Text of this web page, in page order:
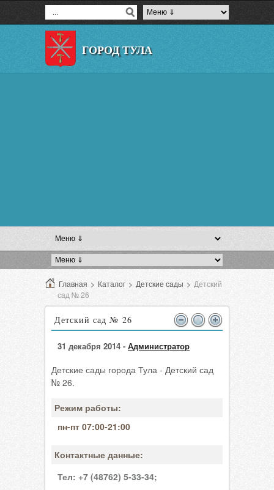
ГОРОД ТУЛА
Главная > Каталог > Детские сады > Детский
сад № 26
Детский сад № 26
31 декабря 2014 - Администратор
Детские сады города Тула - Детский сад
№ 26.
Режим работы:
пн-пт 07:00-21:00
Контактные данные:
Тел: +7 (48762) 5-33-34;